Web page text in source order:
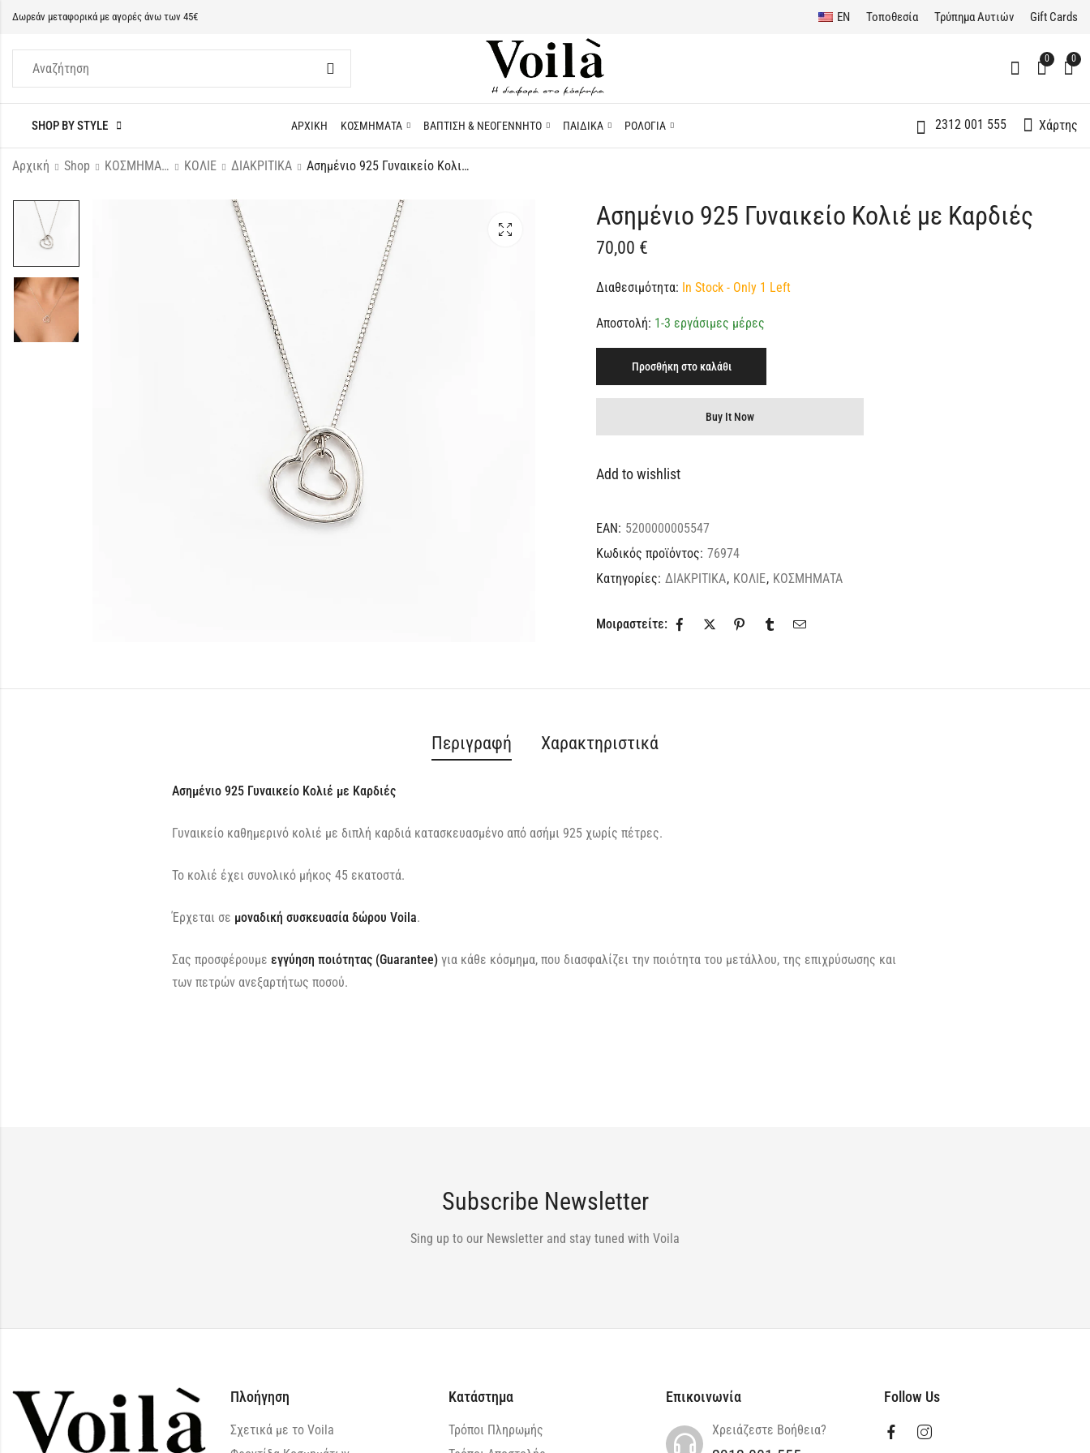
Δωρεάν μεταφορικά με αγορές άνω των 45€ EN Τοποθεσία Τρύπημα Αυτιών Gift Cards
0 0
SHOP BY STYLE ΑΡΧΙΚΗ ΚΟΣΜΗΜΑΤΑ ΒΑΠΤΙΣΗ & ΝΕΟΓΕΝΝΗΤΟ ΠΑΙΔΙΚΑ ΡΟΛΟΓΙΑ 2312 001 555 Χάρτης
Αρχική Shop ΚΟΣΜΗΜΑΤΑ ΚΟΛΙΕ ΔΙΑΚΡΙΤΙΚΑ Ασημένιο 925 Γυναικείο Κολιέ με Καρδιές
Ασημένιο 925
Γυναικείο Κολιέ με
Ασημένιο 925
Γυναικείο Κολιέ
Ασημένιο 925 Γυναικείο Κολιέ με Καρδιές
70,00 €
Διαθεσιμότητα: In Stock - Only 1 Left
Αποστολή: 1-3 εργάσιμες μέρες
Προσθήκη στο καλάθι
Buy It Now
Add to wishlist
EAN: 5200000005547
Κωδικός προϊόντος: 76974
Κατηγορίες: ΔΙΑΚΡΙΤΙΚΑ, ΚΟΛΙΕ, ΚΟΣΜΗΜΑΤΑ
Μοιραστείτε:
Περιγραφή Χαρακτηριστικά
Ασημένιο 925 Γυναικείο Κολιέ με Καρδιές
Γυναικείο καθημερινό κολιέ με διπλή καρδιά κατασκευασμένο από ασήμι 925 χωρίς πέτρες.
Το κολιέ έχει συνολικό μήκος 45 εκατοστά.
Έρχεται σε μοναδική συσκευασία δώρου Voila.
Σας προσφέρουμεεγγύηση ποιότητας (Guarantee) για κάθε κόσμημα, που διασφαλίζει την ποιότητα του μετάλλου, της επιχρύσωσης και
των πετρών ανεξαρτήτως ποσού.
Subscribe Newsletter
Sing up to our Newsletter and stay tuned with Voila
Πλοήγηση
Σχετικά με το Voila
Κατάστημα
Τρόποι Πληρωμής
Επικοινωνία
Χρειάζεστε Βοήθεια?
Follow Us